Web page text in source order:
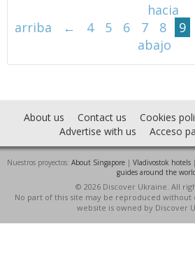
hacia
arriba
← 4 5 6 7 8 9
abajo
About us Contact us Cookies
Advertise with us
Acceso
Nuestros proyectos: About Singapore| Vladivostok hotels|
guides around the
© 2026 Discover Ukraine. All
No part of this site may be reproduced
website is owned by Discover